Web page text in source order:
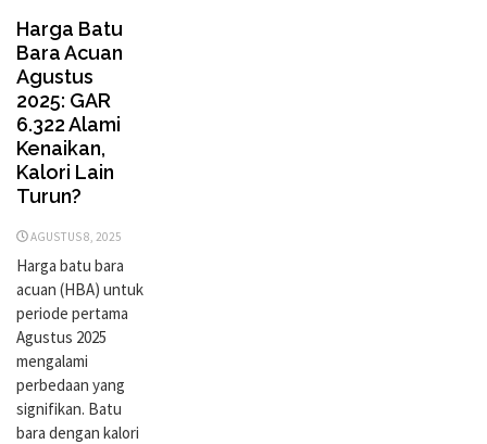
Harga Batu
Bara Acuan
Agustus
2025: GAR
6.322 Alami
Kenaikan,
Kalori Lain
Turun?
AGUSTUS 8, 2025
Harga batu bara
acuan (HBA) untuk
periode pertama
Agustus 2025
mengalami
perbedaan yang
signifikan. Batu
bara dengan kalori